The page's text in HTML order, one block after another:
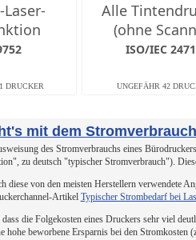
Alle
(ohne
ISO/IEC
mit dem
des Stromverbrauchs eines
zu deutsch "typischer Stromverbrauch").
diese von den meisten Herstellern verwendete
Artikel Typischer Strombedarf bei
die Folgekosten eines Druckers sehr viel
hohe beworbene Ersparnis bei den Stromkosten